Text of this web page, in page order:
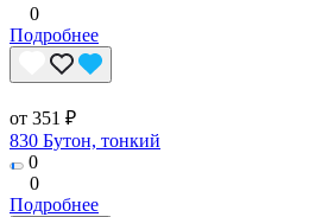
0
Подробнее
от 351 ₽
830 Бутон, тонкий
0
0
Подробнее